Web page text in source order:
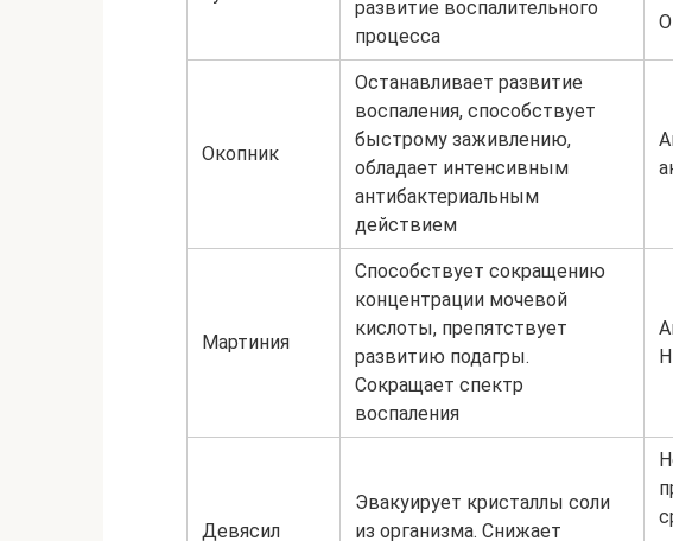
развитие воспалительного
процесса
Окопник
Останавливает развитие
воспаления, способствует
быстрому заживлению,
обладает интенсивным
антибактериальным
действием
Мартиния
Способствует сокращению
концентрации мочевой
кислоты, препятствует
развитию подагры.
Сокращает спектр
воспаления
Девясил
Эвакуирует кристаллы соли
из организма. Снижает